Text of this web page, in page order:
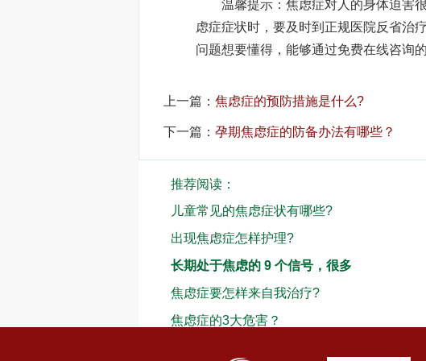
温馨提示：焦虑症对人的身体迫害很
虑症症状时，要及时到正规医院反省治
问题想要懂得，能够通过免费在线咨询
上一篇： 焦虑症的预防措施是什么?
下一篇： 孕期焦虑症的防备办法有哪些？
推荐阅读：
儿童常见的焦虑症状有哪些?
出现焦虑症怎样护理?
长期处于焦虑的 9 个信号，很多
焦虑症要怎样来自我治疗?
焦虑症的3大危害？